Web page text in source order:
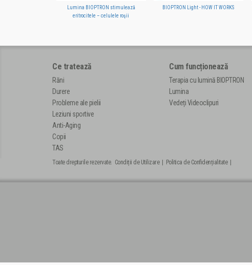
Lumina BIOPTRON stimulează
eritrocitele – celulele roşii
BIOPTRON Light - HOW IT WORKS
Ce tratează
Răni
Durere
Probleme ale pielii
Leziuni sportive
Anti-Aging
Copii
TAS
Cum funcționează
Terapia cu lumină BIOPTRON
Lumina
Vedeți Videoclipuri
Toate drepturile rezervate. Condiții de Utilizare| Politica de Confidențialitate|